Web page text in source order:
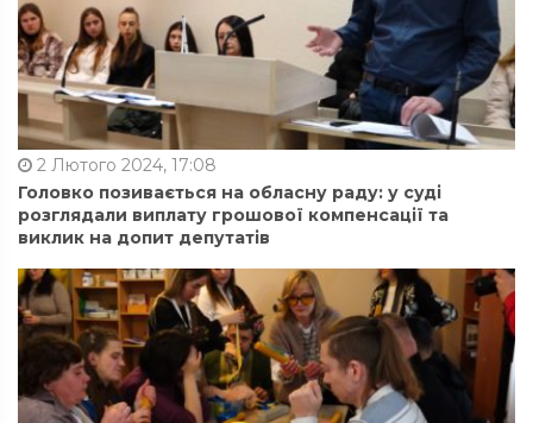
2 Лютого 2024, 17:08
Головко позивається на обласну раду: у суді
розглядали виплату грошової компенсації та
виклик на допит депутатів